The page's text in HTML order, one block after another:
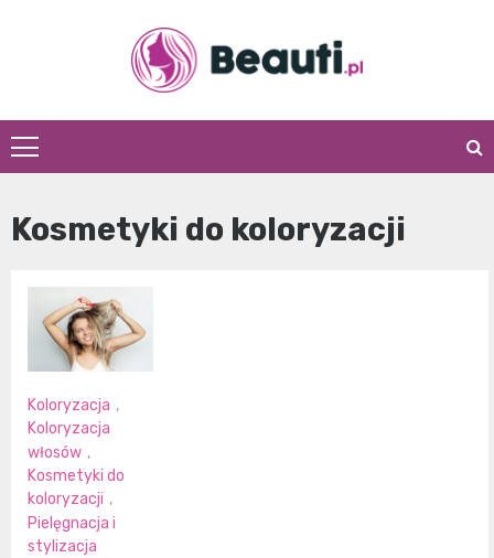
Beauti.pl
Kosmetyki do koloryzacji
Koloryzacja ,
Koloryzacja
włosów ,
Kosmetyki do
koloryzacji ,
Pielęgnacja i
stylizacja